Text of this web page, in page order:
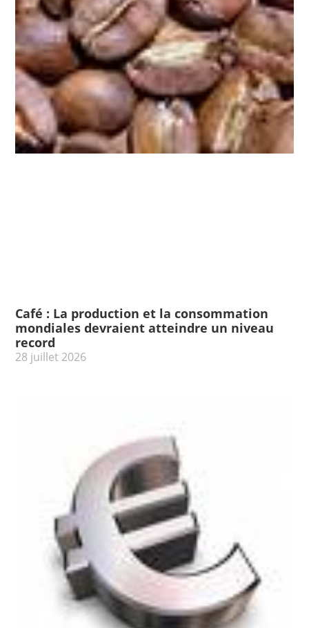
Café : La production et la consommation
mondiales devraient atteindre un niveau
record
28 juillet 2026